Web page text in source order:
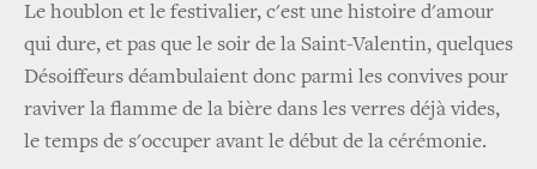
Le houblon et le festivalier, c'est une histoire d'amour
qui dure, et pas que le soir de la Saint-Valentin, quelques
Désoiffeurs déambulaient donc parmi les convives pour
raviver la flamme de la bière dans les verres déjà vides,
le temps de s'occuper avant le début de la cérémonie.